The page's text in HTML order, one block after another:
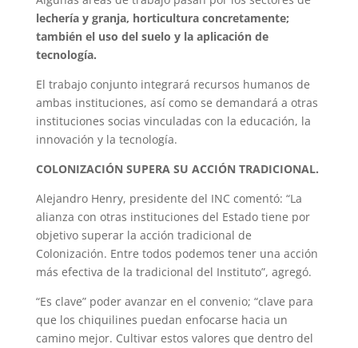
lechería y granja, horticultura concretamente;
también el uso del suelo y la aplicación de
tecnología.
El trabajo conjunto integrará recursos humanos de
ambas instituciones, así como se demandará a otras
instituciones socias vinculadas con la educación, la
innovación y la tecnología.
COLONIZACIÓN SUPERA SU ACCIÓN TRADICIONAL.
Alejandro Henry, presidente del INC comentó: “La
alianza con otras instituciones del Estado tiene por
objetivo superar la acción tradicional de
Colonización. Entre todos podemos tener una acción
más efectiva de la tradicional del Instituto”, agregó.
“Es clave” poder avanzar en el convenio; “clave para
que los chiquilines puedan enfocarse hacia un
camino mejor. Cultivar estos valores que dentro del